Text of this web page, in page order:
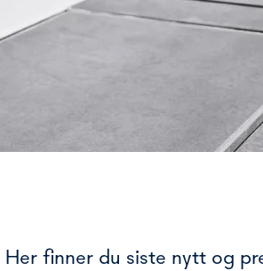
finner du siste nytt og